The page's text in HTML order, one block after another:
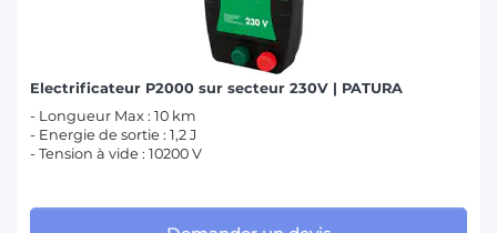
Electrificateur P2000 sur secteur 230V | PATURA
- Longueur Max : 10 km
- Energie de sortie : 1,2 J
- Tension à vide : 10200 V